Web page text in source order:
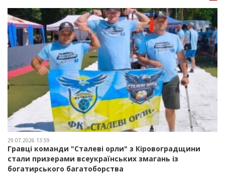
29.07.2026 13:59
Гравці команди "Сталеві орли" з Кіровоградщини
стали призерами всеукраїнських змагань із
богатирського багатоборства